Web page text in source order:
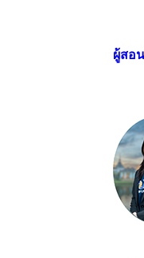
ผู้สอน